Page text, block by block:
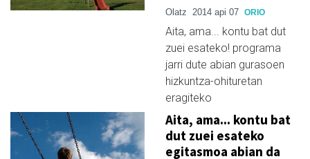
Olatz 2014 api 07 ORIO
Aita, ama... kontu bat dut
zuei esateko! programa
jarri dute abian gurasoen
hizkuntza-ohituretan
eragiteko
Aita, ama... kontu bat
dut zuei esateko
egitasmoa abian da